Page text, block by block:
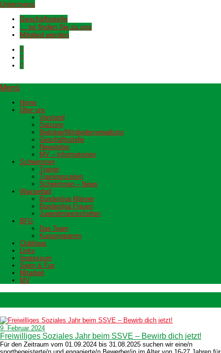
Untermenü
Geschäftsstelle
… so finden Sie zu uns
Mitglied werden
Menü
Home
Über uns
Vorstand
Satzung
Beiträge/Mitgliederverwaltung
Geschäftsstelle
Newsletter
MV – Informationen
Schwimmen
Trainer
Trainingszeiten
Schwimmen – News
Wasserball
Bundesliga Männer
Bundesliga Frauen
Jugendmannschaften
BFG
Das Team
Kursprogramm
Clubhaus
Links
Impressum
Swim & Fun
Mitarbeit
MV
9. Februar 2024
Freiwilliges Soziales Jahr beim SSVE – Bewirb dich jetzt!
Für den Zeitraum vom 01.09.2024 bis 31.08.2025 suchen wir eine/n